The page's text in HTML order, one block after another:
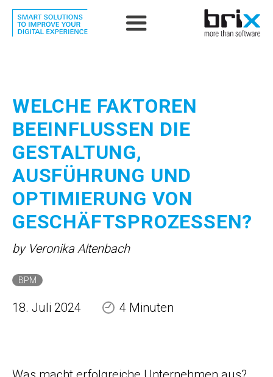
WELCHE FAKTOREN
BEEINFLUSSEN DIE
GESTALTUNG,
AUSFÜHRUNG UND
OPTIMIERUNG VON
GESCHÄFTS­PROZESSEN?
by Veronika Altenbach
BPM
18. Juli 2024 4 Minuten